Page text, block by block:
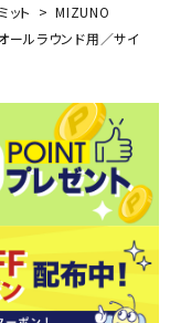
ット
MIZUNO
ールラウンド用／サイ